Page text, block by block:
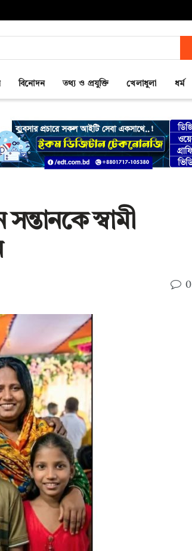
বিনোদন তথ্য ও প্রযুক্তি খেলাধুলা ধর্ম
স্বামী
0